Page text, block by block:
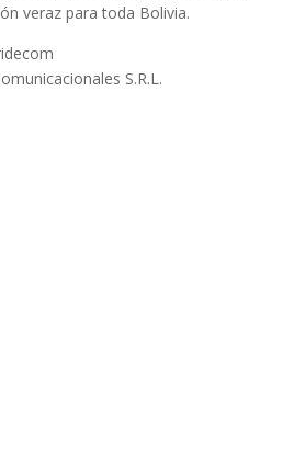
veraz para toda Bolivia.
S.R.L.